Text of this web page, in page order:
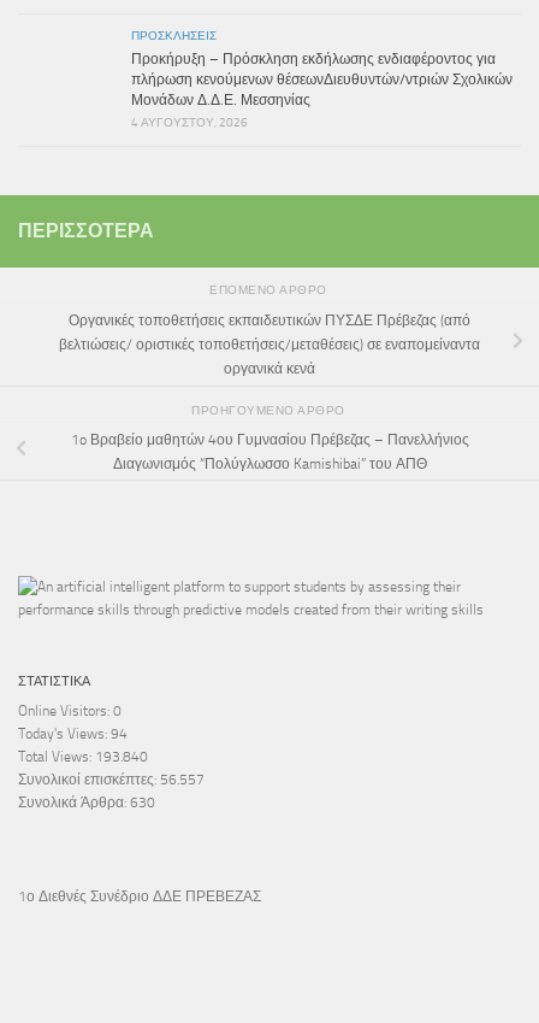
ΠΡΟΣΚΛΉΣΕΙΣ
Προκήρυξη – Πρόσκληση εκδήλωσης ενδιαφέροντος για
πλήρωση κενούμενων θέσεωνΔιευθυντών/ντριών Σχολικών
Μονάδων Δ.Δ.Ε. Μεσσηνίας
4 ΑΥΓΟΎΣΤΟΥ, 2026
ΠΕΡΙΣΣΌΤΕΡΑ
ΕΠΌΜΕΝΟ ΆΡΘΡΟ
Οργανικές τοποθετήσεις εκπαιδευτικών ΠΥΣΔΕ Πρέβεζας (από
βελτιώσεις/ οριστικές τοποθετήσεις/μεταθέσεις) σε εναπομείναντα
οργανικά κενά
ΠΡΟΗΓΟΎΜΕΝΟ ΆΡΘΡΟ
1o Βραβείο μαθητών 4ου Γυμνασίου Πρέβεζας – Πανελλήνιος
Διαγωνισμός “Πολύγλωσσο Kamishibai” του ΑΠΘ
ΣΤΑΤΙΣΤΙΚΆ
Online Visitors: 0
Today's Views: 94
Total Views: 193.840
Συνολικοί επισκέπτες: 56.557
Συνολικά Άρθρα: 630
1ο Διεθνές Συνέδριο ΔΔΕ ΠΡΕΒΕΖΑΣ